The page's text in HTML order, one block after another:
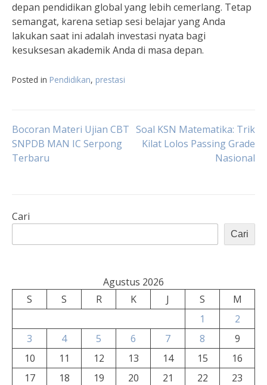
depan pendidikan global yang lebih cemerlang. Tetap
semangat, karena setiap sesi belajar yang Anda
lakukan saat ini adalah investasi nyata bagi
kesuksesan akademik Anda di masa depan.
Posted in Pendidikan, prestasi
Navigasi
pos
Bocoran Materi Ujian CBT
SNPDB MAN IC Serpong
Terbaru
Soal KSN Matematika: Trik
Kilat Lolos Passing Grade
Nasional
Cari
Cari
Agustus 2026
S
S R K J S
M
1
2
3
4 5 6 7 8
9
10
11 12 13 14 15
16
17
18 19 20 21 22
23